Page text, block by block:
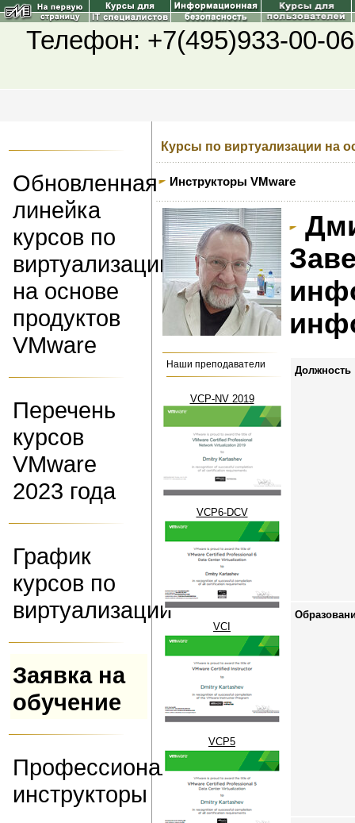
Телефон: +7(495)933-00-
Обновленная
линейка
курсов по
виртуализации
на основе
продуктов
VMware
Перечень
курсов
VMware
2023 года
График
курсов по
виртуализации
Заявка на
обучение
Профессиональные
инструкторы
Курсы по виртуализации на
Инструкторы VMware
Наши преподаватели
VCP-NV 2019
VCP6-DCV
VCI
VCP5
Должность